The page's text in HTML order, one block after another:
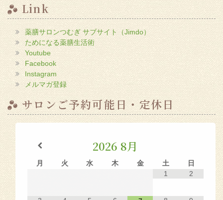
Link
薬膳サロンつむぎ サブサイト（Jimdo）
ためになる薬膳生活術
Youtube
Facebook
Instagram
メルマガ登録
サロンご予約可能日・定休日
2026 8月
月 火 水 木 金 土
日
1
2